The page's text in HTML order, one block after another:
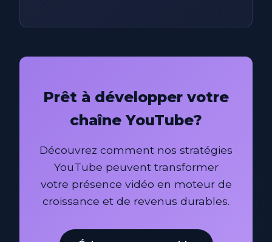
Prêt à développer votre
chaîne YouTube?
Découvrez comment nos stratégies
YouTube peuvent transformer
votre présence vidéo en moteur de
croissance et de revenus durables.